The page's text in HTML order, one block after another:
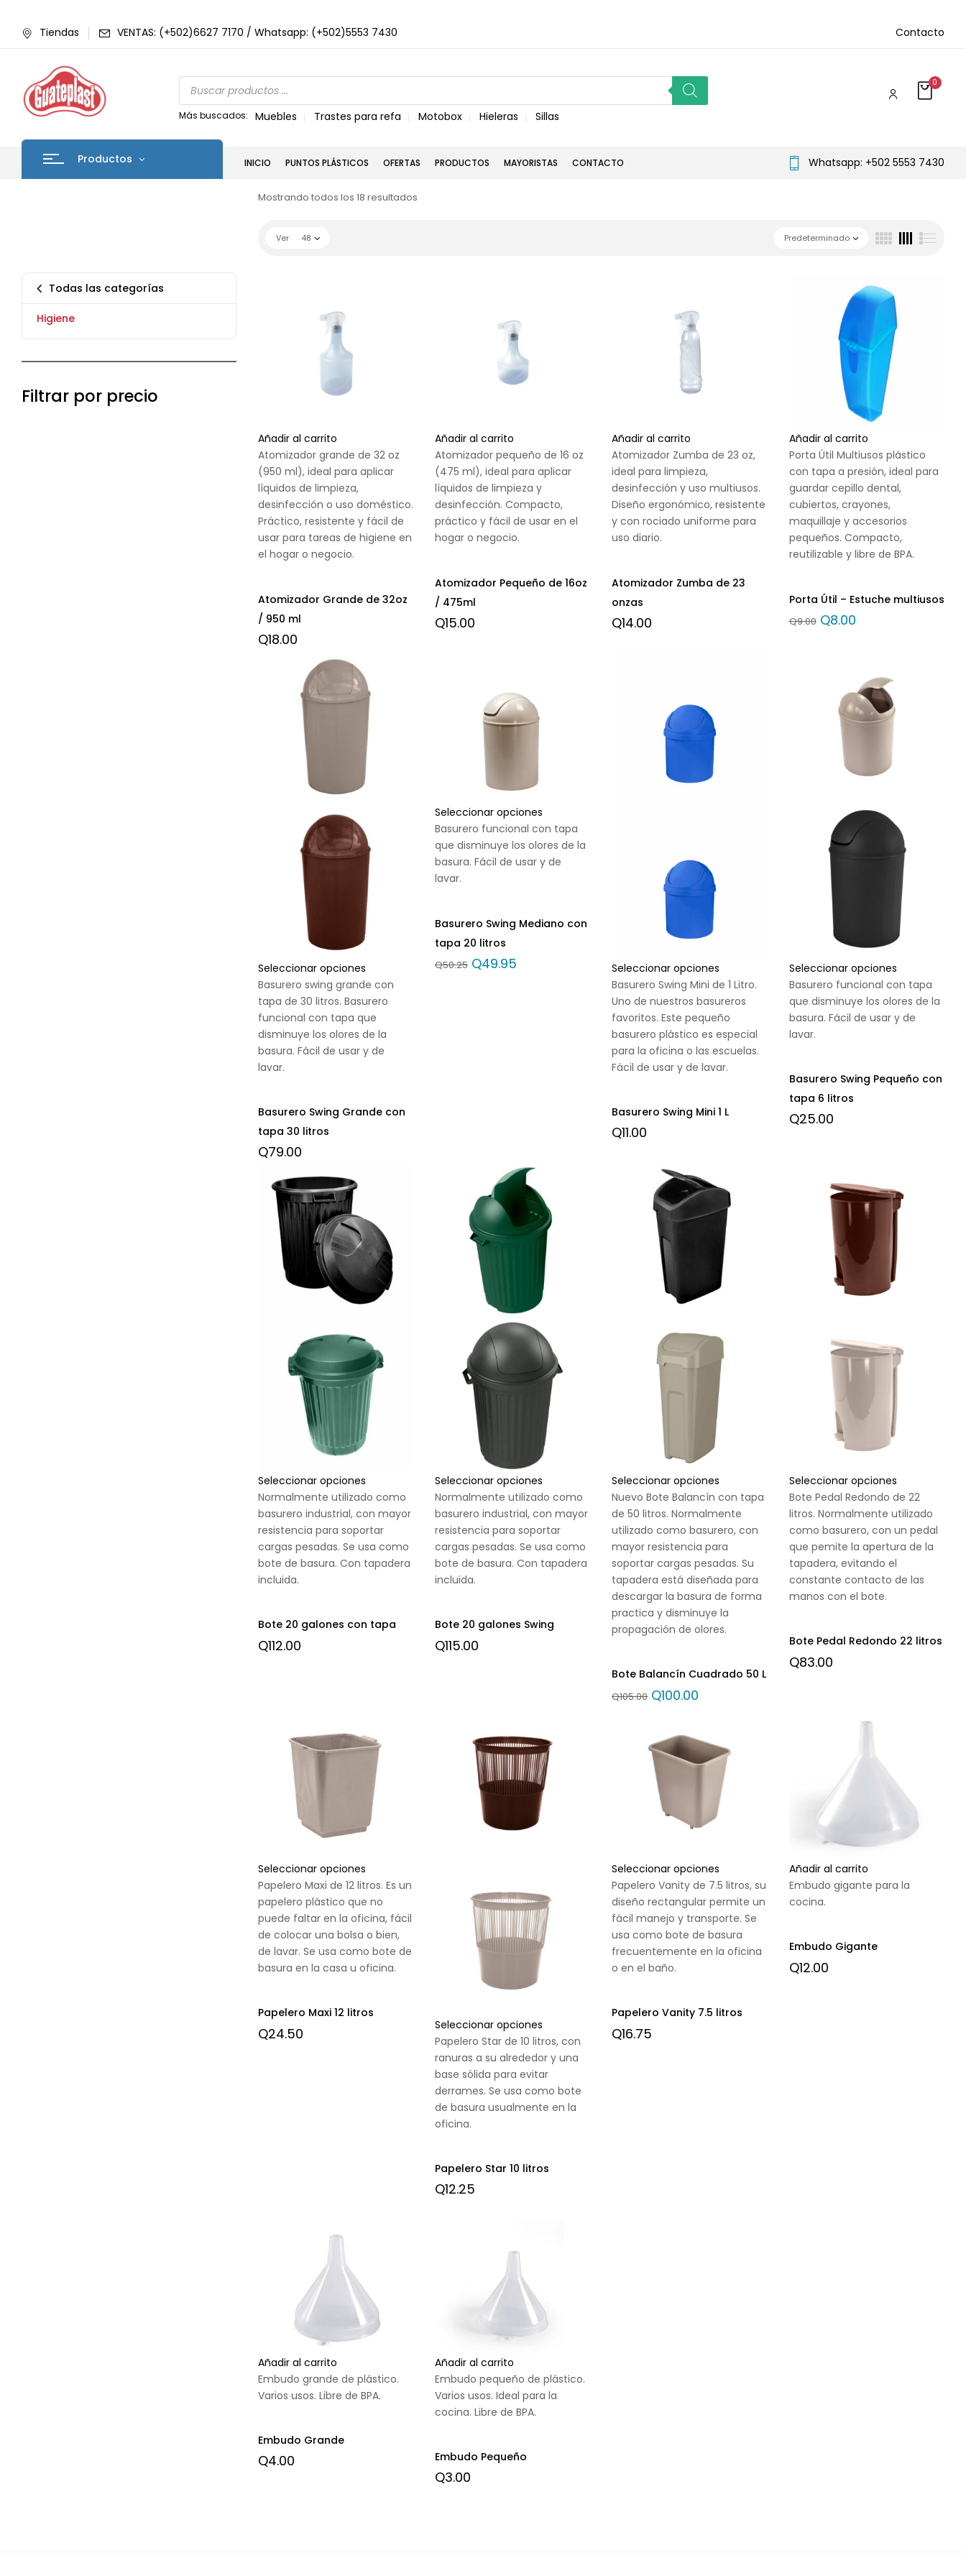
Tiendas VENTAS: (+502)6627 7170 / Whatsapp: (+502)5553 7430 Contacto
Más buscados: Muebles Trastes para refa Motobox Hieleras Sillas
0
Productos INICIO PUNTOS PLÁSTICOS OFERTAS PRODUCTOS MAYORISTAS CONTACTO Whatsapp: +502 5553 7430
Todas las categorías
Higiene
Filtrar por precio
Mostrando todos los 18 resultados
Predeterminado
Ver 48
Añadir al carrito
Atomizador grande de 32 oz
(950 ml), ideal para aplicar
líquidos de limpieza,
desinfección o uso doméstico.
Práctico, resistente y fácil de
usar para tareas de higiene en
el hogar o negocio.
Atomizador Grande de 32oz
/ 950 ml
Q18.00
Añadir al carrito
Atomizador pequeño de 16 oz
(475 ml), ideal para aplicar
líquidos de limpieza y
desinfección. Compacto,
práctico y fácil de usar en el
hogar o negocio.
Atomizador Pequeño de 16oz
/ 475ml
Q15.00
Añadir al carrito
Atomizador Zumba de 23 oz,
ideal para limpieza,
desinfección y uso multiusos.
Diseño ergonómico, resistente
y con rociado uniforme para
uso diario.
Atomizador Zumba de 23
onzas
Q14.00
Añadir al carrito
Porta Útil Multiusos plástico
con tapa a presión, ideal para
guardar cepillo dental,
cubiertos, crayones,
maquillaje y accesorios
pequeños. Compacto,
reutilizable y libre de BPA.
Porta Útil – Estuche multiusos
Q9.00 Q8.00
Seleccionar opciones
Basurero swing grande con
tapa de 30 litros. Basurero
funcional con tapa que
disminuye los olores de la
basura. Fácil de usar y de
lavar.
Basurero Swing Grande con
tapa 30 litros
Q79.00
Seleccionar opciones
Basurero funcional con tapa
que disminuye los olores de la
basura. Fácil de usar y de
lavar.
Basurero Swing Mediano con
tapa 20 litros
Q50.25 Q49.95
Seleccionar opciones
Basurero Swing Mini de 1 Litro.
Uno de nuestros basureros
favoritos. Este pequeño
basurero plástico es especial
para la oficina o las escuelas.
Fácil de usar y de lavar.
Basurero Swing Mini 1 L
Q11.00
Seleccionar opciones
Basurero funcional con tapa
que disminuye los olores de la
basura. Fácil de usar y de
lavar.
Basurero Swing Pequeño con
tapa 6 litros
Q25.00
Seleccionar opciones
Normalmente utilizado como
basurero industrial, con mayor
resistencia para soportar
cargas pesadas. Se usa como
bote de basura. Con tapadera
incluida.
Bote 20 galones con tapa
Q112.00
Seleccionar opciones
Normalmente utilizado como
basurero industrial, con mayor
resistencia para soportar
cargas pesadas. Se usa como
bote de basura. Con tapadera
incluida.
Bote 20 galones Swing
Q115.00
Seleccionar opciones
Nuevo Bote Balancín con tapa
de 50 litros. Normalmente
utilizado como basurero, con
mayor resistencia para
soportar cargas pesadas. Su
tapadera está diseñada para
descargar la basura de forma
practica y disminuye la
propagación de olores.
Bote Balancín Cuadrado 50 L
Q105.00 Q100.00
Seleccionar opciones
Bote Pedal Redondo de 22
litros. Normalmente utilizado
como basurero, con un pedal
que pemite la apertura de la
tapadera, evitando el
constante contacto de las
manos con el bote.
Bote Pedal Redondo 22 litros
Q83.00
Seleccionar opciones
Papelero Maxi de 12 litros. Es un
papelero plástico que no
puede faltar en la oficina, fácil
de colocar una bolsa o bien,
de lavar. Se usa como bote de
basura en la casa u oficina.
Papelero Maxi 12 litros
Q24.50
Seleccionar opciones
Papelero Star de 10 litros, con
ranuras a su alrededor y una
base sólida para evitar
derrames. Se usa como bote
de basura usualmente en la
oficina.
Papelero Star 10 litros
Q12.25
Seleccionar opciones
Papelero Vanity de 7.5 litros, su
diseño rectangular permite un
fácil manejo y transporte. Se
usa como bote de basura
frecuentemente en la oficina
o en el baño.
Papelero Vanity 7.5 litros
Q16.75
Añadir al carrito
Embudo gigante para la
cocina.
Embudo Gigante
Q12.00
Añadir al carrito
Embudo grande de plástico.
Varios usos. Libre de BPA.
Embudo Grande
Q4.00
Añadir al carrito
Embudo pequeño de plástico.
Varios usos. Ideal para la
cocina. Libre de BPA.
Embudo Pequeño
Q3.00